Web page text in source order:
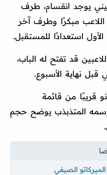
يوجد انقسام، طرف
مبكرًا وطرف آخر
استعدادًا للمستقبل.
قد تفتح له الباب،
قبل نهاية الأسبوع.
قريبًا من قائمة
المتذبذب يوضح حجم
الصيفي